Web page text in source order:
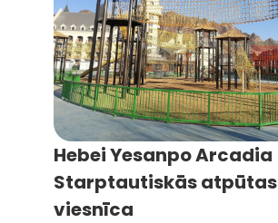
Hebei Yesanpo Arcadia
Starptautiskās atpūtas
viesnīca